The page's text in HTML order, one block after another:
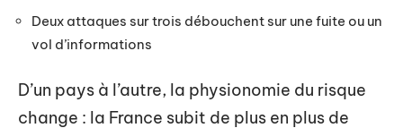
Deux attaques sur trois débouchent sur une fuite ou un
vol d’informations
D’un pays à l’autre, la physionomie du risque
change : la France subit de plus en plus de